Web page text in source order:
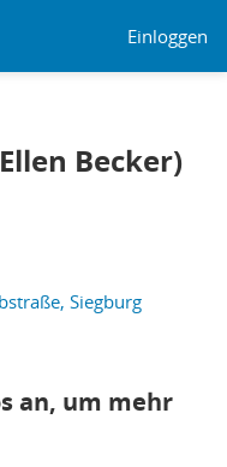
Einloggen
Becker)
Siegburg
an, um mehr